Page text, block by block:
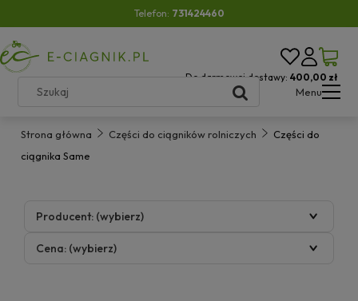
Telefon: 731424460
Do darmowej dostawy: 400,00 zł
Menu
Strona główna Części do ciągników rolniczych
Części do
ciągnika Same
Producent: (wybierz)
Cena: (wybierz)